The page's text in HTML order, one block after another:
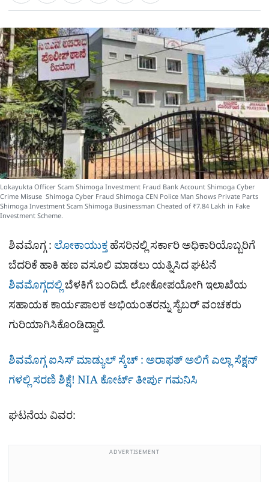
a
t
p
p
c
e
o
k
l
e
a
m
ಕ್
h
a
r
e
Lokayukta Officer Scam Shimoga Investment Fraud Bank Account Shimoga Cyber
Crime Misuse Shimoga Cyber Fraud Shimoga CEN Police Man Shows Private Parts
Shimoga Investment Scam Shimoga Businessman Cheated of ₹7.84 Lakh in Fake
Investment Scheme.
ಶಿವಮೊಗ್ಗ : ಲೋಕಾಯುಕ್ತಹೆಸರಿನಲ್ಲಿ ಸರ್ಕಾರಿ ಅಧಿಕಾರಿಯೊಬ್ಬರಿಗೆ
ಬೆದರಿಕೆ ಹಾಕಿ ಹಣ ವಸೂಲಿ ಮಾಡಲು ಯತ್ನಿಸಿದ ಘಟನೆ
ಶಿವಮೊಗ್ಗದಲ್ಲಿಬೆಳಕಿಗೆ ಬಂದಿದೆ. ಲೋಕೋಪಯೋಗಿ ಇಲಾಖೆಯ
ಸಹಾಯಕ ಕಾರ್ಯಪಾಲಕ ಅಭಿಯಂತರನ್ನು ಸೈಬರ್​ ವಂಚಕರು
ಗುರಿಯಾಗಿಸಿಕೊಂಡಿದ್ದಾರೆ.
ಶಿವಮೊಗ್ಗ ಐಸಿಸ್ ಮಾಡ್ಯುಲ್​ ಸ್ಕೆಚ್​ : ಅರಾಫತ್​ ಅಲಿಗೆ ಎಲ್ಲಾ ಸೆಕ್ಷನ್​
ಗಳಲ್ಲಿ ಸರಣಿ ಶಿಕ್ಷೆ! NIA ಕೋರ್ಟ್​ ತೀರ್ಪು ಗಮನಿಸಿ
ಘಟನೆಯ ವಿವರ:
ADVERTISEMENT